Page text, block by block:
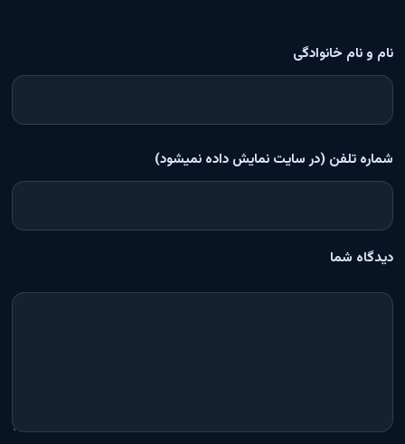
نام و نام خانوادگی
شماره تلفن (در سایت نمایش داده نمیشود)
دیدگاه شما